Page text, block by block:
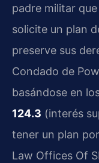
padre militar
solicite un plan
preserve sus
Condado de
basándose en
124.3 (interés
tener un plan
Law Offices Of